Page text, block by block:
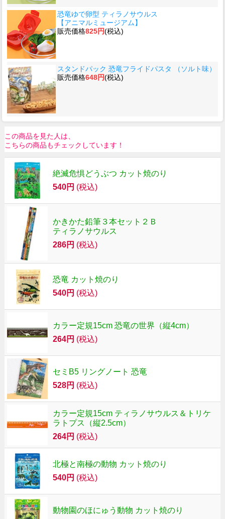
恐竜ゆで卵型 ティラノサウルス
【アニマルミュージアム】
販売価格825円(税込)
スタンドパック 恐竜フライドパスタ （ソルト味）
販売価格648円(税込)
この商品を見た人は、
こちらの商品もチェックしています！
絶滅危惧どうぶつ カット焼のり
540円 (税込)
かきかた鉛筆３本セット２Ｂ
ティラノサウルス
286円 (税込)
恐竜 カット焼のり
540円 (税込)
カラー定規15cm 恐竜の世界（縦4cm）
264円 (税込)
セミB5 リングノート 恐竜
528円 (税込)
カラー定規15cm ティラノサウルス＆トリケ
ラトプス（縦2.5cm）
264円 (税込)
北極と南極の動物 カット焼のり
540円 (税込)
動物園のほにゅう動物 カット焼のり